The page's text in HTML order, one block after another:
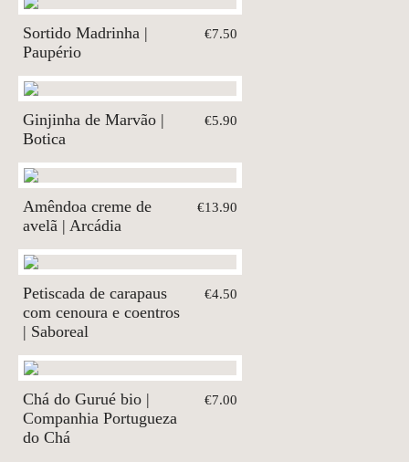
Sortido Madrinha |
Paupério
€7.50
Ginjinha de Marvão |
Botica
€5.90
Amêndoa creme de
avelã | Arcádia
€13.90
Petiscada de carapaus
com cenoura e coentros
| Saboreal
€4.50
Chá do Gurué bio |
Companhia Portugueza
do Chá
€7.00